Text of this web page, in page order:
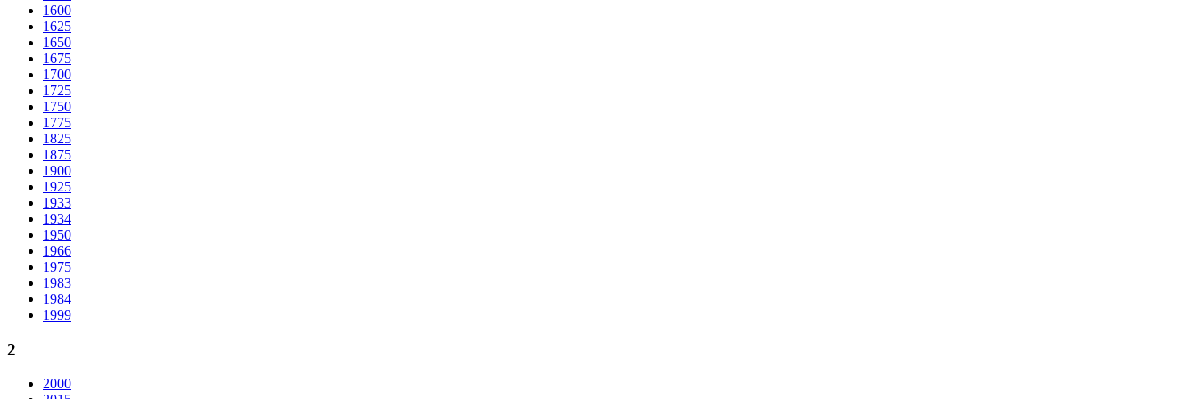
1600
1625
1650
1675
1700
1725
1750
1775
1825
1875
1900
1925
1933
1934
1950
1966
1975
1983
1984
1999
2
2000